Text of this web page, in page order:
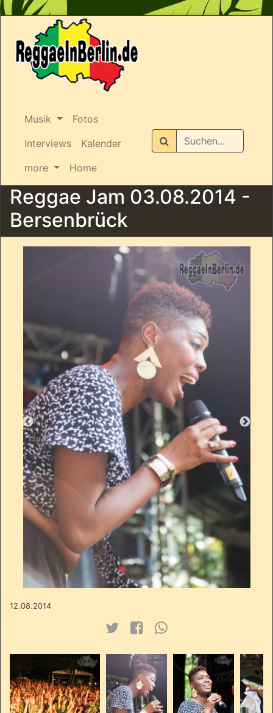
Musik
Fotos
Interviews
Kalender
more
Home
Suchen
Reggae Jam 03.08.2014 -
Bersenbrück
12.08.2014